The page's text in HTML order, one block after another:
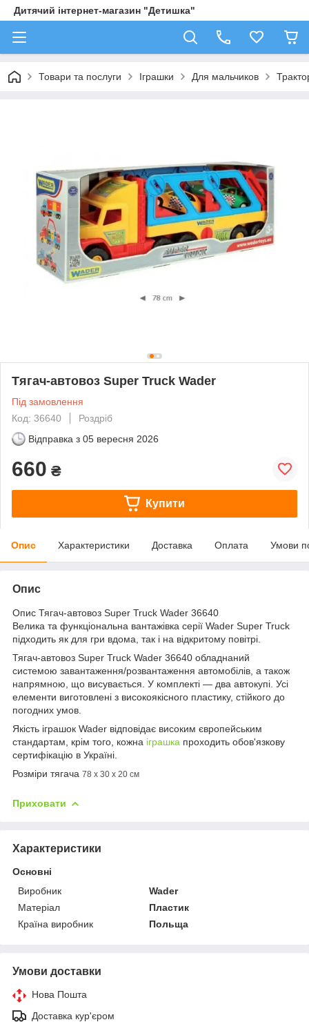
Дитячий інтернет-магазин "Детишка"
Товари та послуги Іграшки Для мальчиков
Тягач-автовоз Super Truck Wader
Під замовлення
Код: 36640
Роздріб
Відправка з 05 вересня 2026
660 ₴
Купити
Опис Характеристики Доставка Оплата Умови
Опис
Опис Тягач-автовоз Super Truck Wader 36640
Велика та функціональна вантажівка серії Wader Super Truck
підходить як для гри вдома, так і на відкритому повітрі.
Тягач-автовоз Super Truck Wader 36640 обладнаний
системою завантаження/розвантаження автомобілів, а також
напрямною, що висувається. У комплекті — два автокупі. Усі
елементи виготовлені з високоякісного пластику, стійкого до
погодних умов.
Якість іграшок Wader відповідає високим європейським
стандартам, крім того, кожна іграшка проходить обов'язкову
сертифікацію в Україні.
Розміри тягача 78 х 30 х 20 см
Приховати
Характеристики
Основні
Виробник
Wader
Матеріал
Пластик
Країна виробник
Польща
Умови доставки
Нова Пошта
Доставка кур'єром